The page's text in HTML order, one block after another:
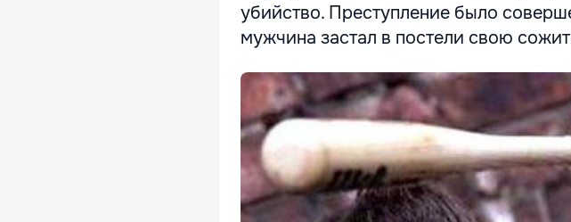
убийство. Преступление было
мужчина застал в постели свою